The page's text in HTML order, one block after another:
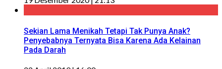
Sekian Lama Menikah Tetapi Tak Punya Anak?
Penyebabnya Ternyata Bisa Karena Ada Kelainan
Pada Darah